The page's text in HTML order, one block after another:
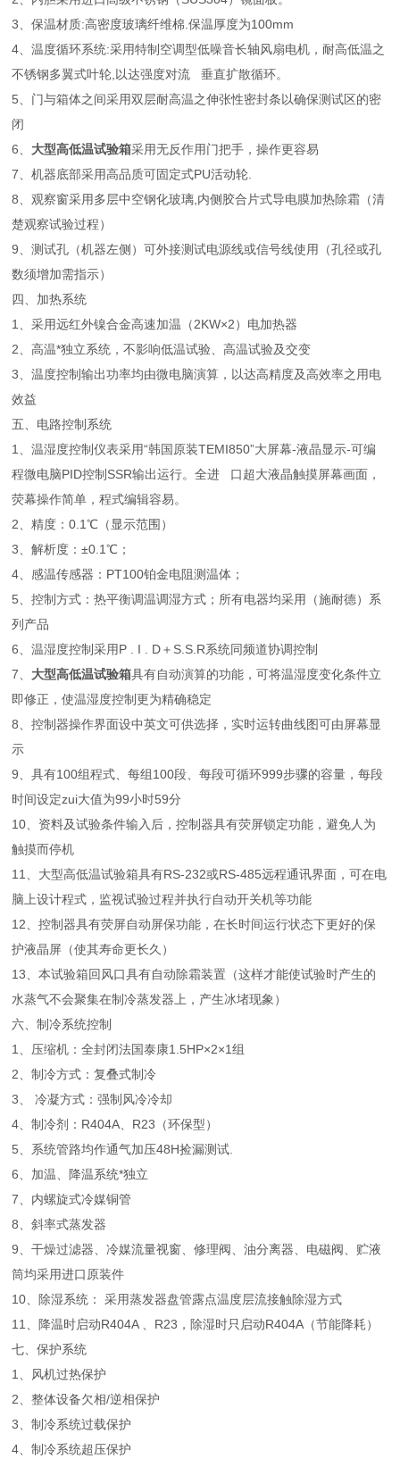
3、保温材质:高密度玻璃纤维棉.保温厚度为100mm
4、温度循环系统:采用特制空调型低噪音长轴风扇电机，耐高低温之
不锈钢多翼式叶轮,以达强度对流 垂直扩散循环。
5、门与箱体之间采用双层耐高温之伸张性密封条以确保测试区的密
闭
6、 大型高低温试验箱采用无反作用门把手，操作更容易
7、机器底部采用高品质可固定式PU活动轮.
8、观察窗采用多层中空钢化玻璃,内侧胶合片式导电膜加热除霜（清
楚观察试验过程）
9、测试孔（机器左侧）可外接测试电源线或信号线使用（孔径或孔
数须增加需指示）
四、加热系统
1、采用远红外镍合金高速加温（2KW×2）电加热器
2、高温*独立系统，不影响低温试验、高温试验及交变
3、温度控制输出功率均由微电脑演算，以达高精度及高效率之用电
效益
五、电路控制系统
1、温湿度控制仪表采用“韩国原装TEMI850”大屏幕-液晶显示-可编
程微电脑PID控制SSR输出运行。全进 口超大液晶触摸屏幕画面，
荧幕操作简单，程式编辑容易。
2、精度：0.1℃（显示范围）
3、解析度：±0.1℃；
4、感温传感器：PT100铂金电阻测温体；
5、控制方式：热平衡调温调湿方式；所有电器均采用（施耐德）系
列产品
6、温湿度控制采用P . I . D＋S.S.R系统同频道协调控制
7、 大型高低温试验箱具有自动演算的功能，可将温湿度变化条件立
即修正，使温湿度控制更为精确稳定
8、控制器操作界面设中英文可供选择，实时运转曲线图可由屏幕显
示
9、具有100组程式、每组100段、每段可循环999步骤的容量，每段
时间设定zui大值为99小时59分
10、资料及试验条件输入后，控制器具有荧屏锁定功能，避免人为
触摸而停机
11、大型高低温试验箱具有RS-232或RS-485远程通讯界面，可在电
脑上设计程式，监视试验过程并执行自动开关机等功能
12、控制器具有荧屏自动屏保功能，在长时间运行状态下更好的保
护液晶屏（使其寿命更长久）
13、本试验箱回风口具有自动除霜装置（这样才能使试验时产生的
水蒸气不会聚集在制冷蒸发器上，产生冰堵现象）
六、制冷系统控制
1、压缩机：全封闭法国泰康1.5HP×2×1组
2、制冷方式：复叠式制冷
3、 冷凝方式：强制风冷冷却
4、制冷剂：R404A、R23（环保型）
5、系统管路均作通气加压48H捡漏测试.
6、加温、降温系统*独立
7、内螺旋式冷媒铜管
8、斜率式蒸发器
9、干燥过滤器、冷媒流量视窗、修理阀、油分离器、电磁阀、贮液
筒均采用进口原装件
10、除湿系统： 采用蒸发器盘管露点温度层流接触除湿方式
11、降温时启动R404A 、R23，除湿时只启动R404A（节能降耗）
七、保护系统
1、风机过热保护
2、整体设备欠相/逆相保护
3、制冷系统过载保护
4、制冷系统超压保护